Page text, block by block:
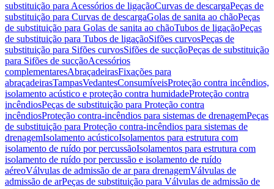
substituição para Acessórios de ligaçãoCurvas de descargaPeças de
substituição para Curvas de descargaGolas de sanita ao chãoPeças
de substituição para Golas de sanita ao chãoTubos de ligaçãoPeças
de substituição para Tubos de ligaçãoSifões curvosPeças de
substituição para Sifões curvosSifões de sucçãoPeças de substituição
para Sifões de sucçãoAcessórios
complementaresAbraçadeirasFixações para
abraçadeirasTampasVedantesConsumíveisProteção contra incêndios,
isolamento acústico e proteção contra humidadeProteção contra
incêndiosPeças de substituição para Proteção contra
incêndiosProteção contra-incêndios para sistemas de drenagemPeças
de substituição para Proteção contra-incêndios para sistemas de
drenagemIsolamento acústicoIsolamentos para estrutura com
isolamento de ruído por percussãoIsolamentos para estrutura com
isolamento de ruído por percussão e isolamento de ruído
aéreoVálvulas de admissão de ar para drenagemVálvulas de
admissão de arPeças de substituição para Válvulas de admissão de